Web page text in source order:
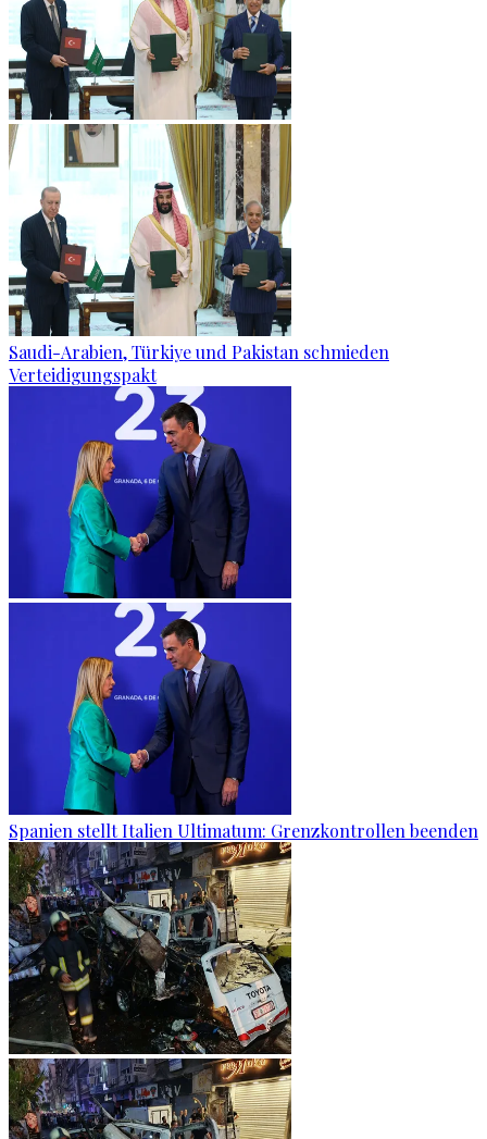
Saudi-Arabien, Türkiye und Pakistan schmieden
Verteidigungspakt
Spanien stellt Italien Ultimatum: Grenzkontrollen beenden